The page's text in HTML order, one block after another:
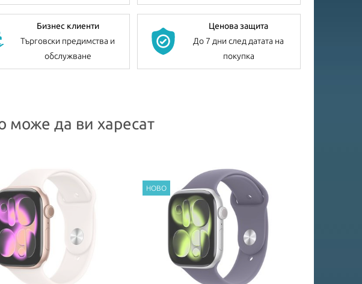
Бизнес клиенти
Търговски предимства и
обслужване
Ценова защита
До 7 дни след датата на
покупка
може да ви харесат